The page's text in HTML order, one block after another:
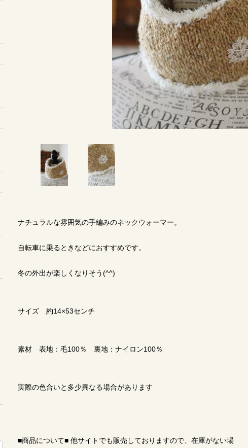
ナチュラルな雰囲気の手編みのネックウォーマー。
自転車に乗るときなどにおすすめです。
冬の外出が楽しくなりそう(^^)
サイズ 約14×53センチ
素材 表地：毛100％ 裏地：ナイロン100％
実際の色合いと多少異なる場合があります
■商品について■ 他サイトでも販売しておりますので、在庫がない場